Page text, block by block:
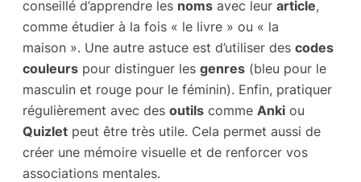
conseillé d’apprendre les noms avec leur article,
comme étudier à la fois « le livre » ou « la
maison ». Une autre astuce est d’utiliser des codes
couleurs pour distinguer les genres (bleu pour le
masculin et rouge pour le féminin). Enfin, pratiquer
régulièrement avec des outils comme Anki ou
Quizlet peut être très utile. Cela permet aussi de
créer une mémoire visuelle et de renforcer vos
associations mentales.